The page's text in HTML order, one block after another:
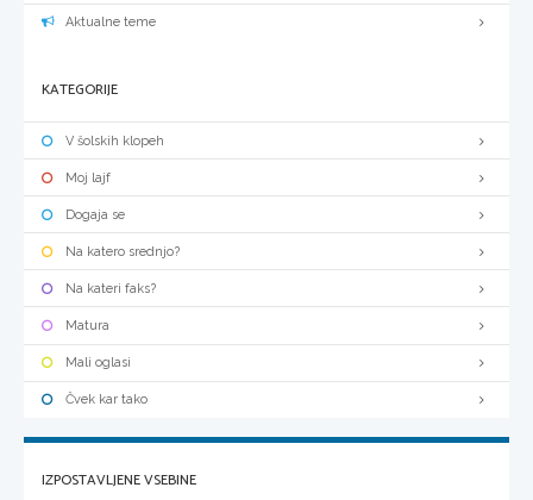
Aktualne teme
KATEGORIJE
V šolskih klopeh
Moj lajf
Dogaja se
Na katero srednjo?
Na kateri faks?
Matura
Mali oglasi
Čvek kar tako
IZPOSTAVLJENE VSEBINE